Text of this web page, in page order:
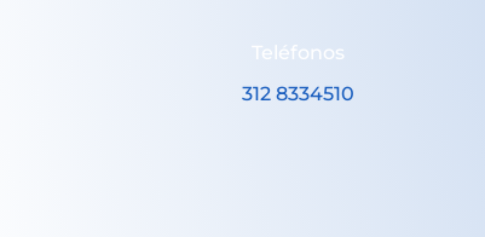
Teléfonos
312 8334510